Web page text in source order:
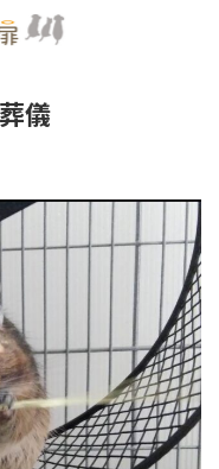
儀